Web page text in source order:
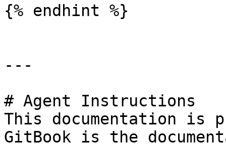
{% endhint %}
---
# Agent Instructions
This documentation is
GitBook is the